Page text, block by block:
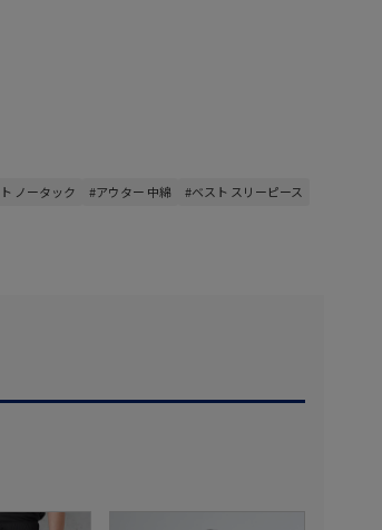
ノータック #アウター 中綿
#ベスト スリーピース